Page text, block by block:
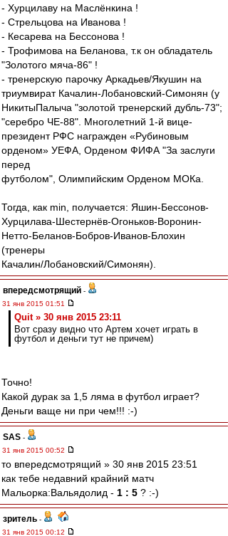
- Хурцилаву на Маслёнкина !
- Стрельцова на Иванова !
- Кесарева на Бессонова !
- Трофимова на Беланова, т.к он обладатель
"Золотого мяча-86" !
- тренерскую парочку Аркадьев/Якушин на
триумвират Качалин-Лобановский-Симонян (у
НикитыПалыча "золотой тренерский дубль-73";
"серебро ЧЕ-88". Многолетний 1-й вице-
президент РФС награжден «Рубиновым
орденом» УЕФА, Орденом ФИФА "За заслуги
перед
футболом", Олимпийским Орденом МОКа.
Тогда, как min, получается: Яшин-Бессонов-
Хурцилава-Шестернёв-Огоньков-Воронин-
Нетто-Беланов-Бобров-Иванов-Блохин
(тренеры
Качалин/Лобановский/Симонян).
впередсмотрящий -
31 янв 2015 01:51
Quit » 30 янв 2015 23:11
Вот сразу видно что Артем хочет играть в
футбол и деньги тут не причем)
Точно!
Какой дурак за 1,5 ляма в футбол играет?
Деньги ваще ни при чем!!! :-)
SAS -
31 янв 2015 00:52
то впередсмотрящий » 30 янв 2015 23:51
как тебе недавний крайний матч
Мальорка:Вальядолид - 1 : 5 ? :-)
зpитель -
31 янв 2015 00:12